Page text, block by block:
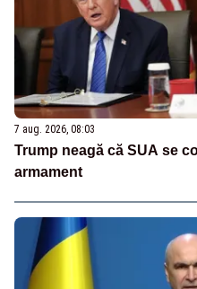
7 aug. 2026, 08:03
Trump neagă că SUA se
armament